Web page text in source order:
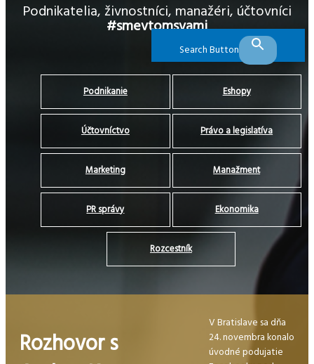
Search Button
Podnikatelia, živnostníci, manažéri, účtovníci
#smevtomsvami
Podnikanie Eshopy
Účtovníctvo Právo a legislatíva
Marketing Manažment
PR správy Ekonomika
Rozcestník
Rozhovor s
V Bratislave sa dňa
24. novembra konalo
úvodné podujatie